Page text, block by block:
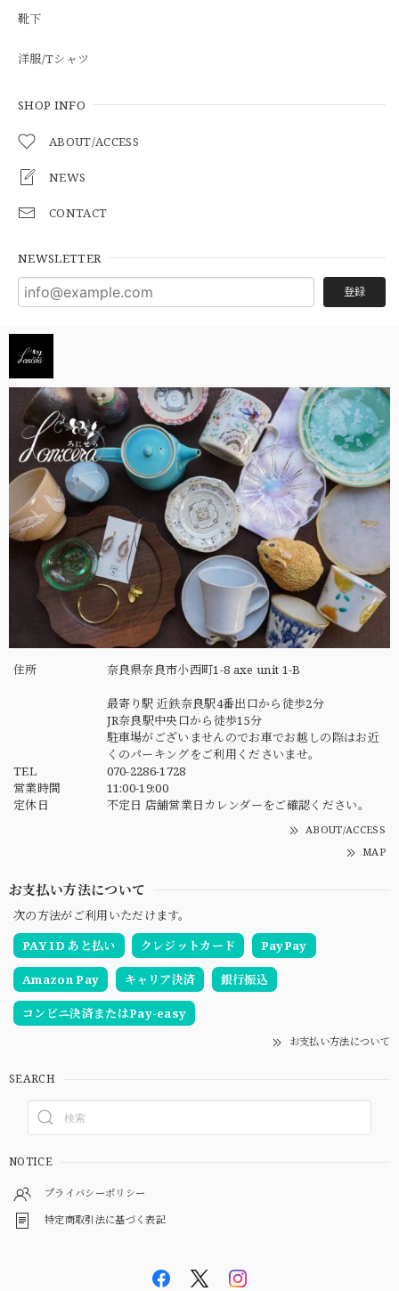
靴下
洋服/Tシャツ
SHOP INFO
ABOUT/ACCESS
NEWS
CONTACT
NEWSLETTER
登録
住所 奈良県奈良市小西町1-8 axe unit 1-B
最寄り駅 近鉄奈良駅4番出口から徒歩2分
JR奈良駅中央口から徒歩15分
駐車場がございませんのでお車でお越しの際はお近
くのパーキングをご利用くださいませ。
TEL
070-2286-1728
営業時間
11:00-19:00
定休日
不定日 店舗営業日カレンダーをご確認ください。
ABOUT/ACCESS
MAP
お支払い方法について
次の方法がご利用いただけます。
PAY ID あと払い
クレジットカード PayPay
Amazon Pay キャリア決済 銀行振込
コンビニ決済またはPay-easy
お支払い方法について
SEARCH
NOTICE
プライバシーポリシー
特定商取引法に基づく表記